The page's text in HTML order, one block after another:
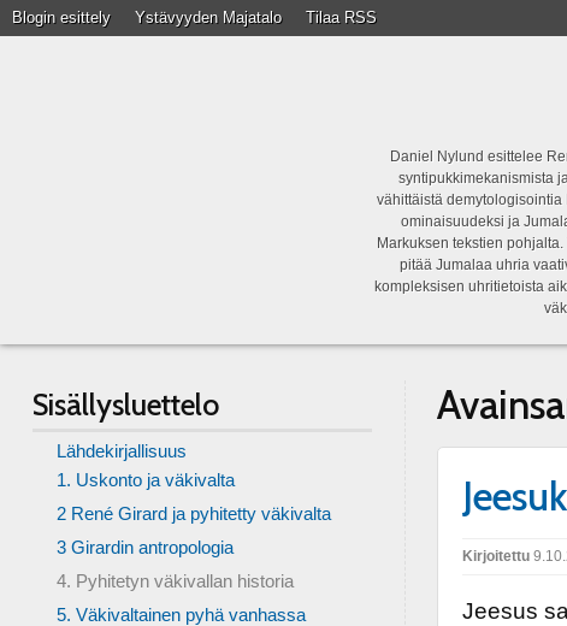
Blogin esittely Ystävyyden Majatalo Tilaa RSS
Daniel Nylund esittelee
syntipukkimekanismista
vähittäistä
ominaisuudeksi ja
Markuksen tekstien
pitää Jumalaa uhria
kompleksisen uhritietoista
Kirjoitettu
Jeesus
Sisällysluettelo
Lähdekirjallisuus
1. Uskonto ja väkivalta
2 René Girard ja pyhitetty väkivalta
3 Girardin antropologia
4. Pyhitetyn väkivallan historia
5. Väkivaltainen pyhä vanhassa